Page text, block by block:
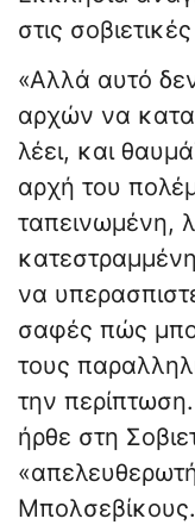
στις
«Αλλά αυτό
αρχών να
λέει, και
αρχή του
ταπεινωμένη,
να
σαφές πώς
τους
την περίπτωση.
ήρθε στη